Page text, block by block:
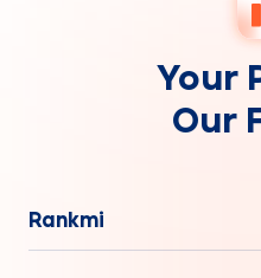
Your
Our
Rankmi